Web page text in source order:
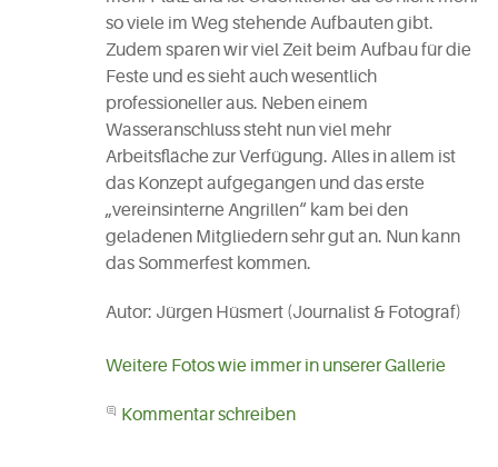
so viele im Weg stehende Aufbauten gibt.
Zudem sparen wir viel Zeit beim Aufbau für die
Feste und es sieht auch wesentlich
professioneller aus. Neben einem
Wasseranschluss steht nun viel mehr
Arbeitsfläche zur Verfügung. Alles in allem ist
das Konzept aufgegangen und das erste
„vereinsinterne Angrillen“ kam bei den
geladenen Mitgliedern sehr gut an. Nun kann
das Sommerfest kommen.
Autor: Jürgen Hüsmert (Journalist & Fotograf)
Weitere Fotos wie immer in unserer Gallerie
Kommentar schreiben